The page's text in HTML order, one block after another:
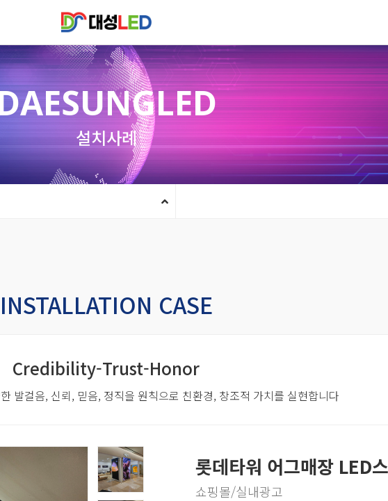
설치사례
INSTALLATION CASE
Credibility-Trust-Honor
발걸음, 신뢰, 믿음, 정직을 원칙으로 친환경, 창조적 가치를 실현합니다
롯데타워 어그매장 LED
쇼핑몰/실내광고